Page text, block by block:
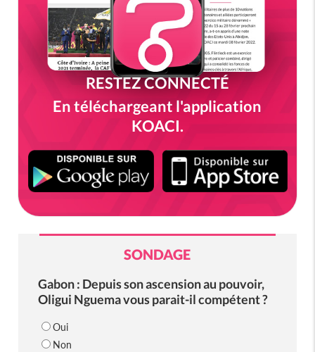
RESTEZ CONNECTÉ
En téléchargeant l'application
KOACI.
SONDAGE
Gabon : Depuis son ascension au pouvoir,
Oligui Nguema vous parait-il compétent ?
Oui
Non